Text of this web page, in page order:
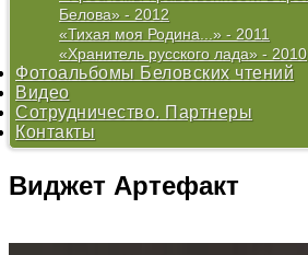
Белова» - 2012
«Тихая моя Родина...» - 2011
«Хранитель русского лада» - 2010
Фотоальбомы Беловских чтений
Видео
Сотрудничество. Партнеры
Контакты
Виджет Артефакт